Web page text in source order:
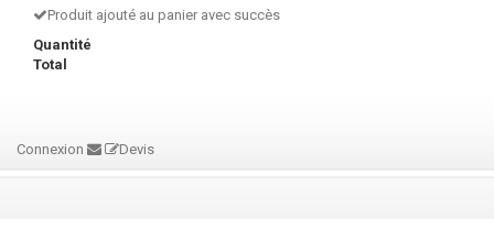
Produit ajouté au panier avec succès
Quantité
Total
Connexion Devis